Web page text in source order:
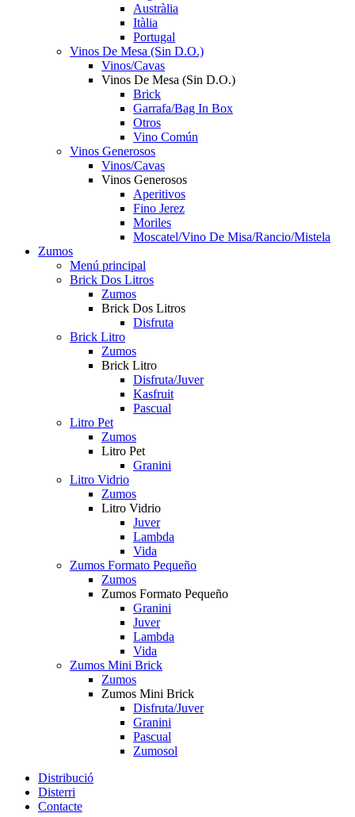
Austràlia
Itàlia
Portugal
Vinos De Mesa (Sin D.O.)
Vinos/Cavas
Vinos De Mesa (Sin D.O.)
Brick
Garrafa/Bag In Box
Otros
Vino Común
Vinos Generosos
Vinos/Cavas
Vinos Generosos
Aperitivos
Fino Jerez
Moriles
Moscatel/Vino De Misa/Rancio/Mistela
Zumos
Menú principal
Brick Dos Litros
Zumos
Brick Dos Litros
Disfruta
Brick Litro
Zumos
Brick Litro
Disfruta/Juver
Kasfruit
Pascual
Litro Pet
Zumos
Litro Pet
Granini
Litro Vidrio
Zumos
Litro Vidrio
Juver
Lambda
Vida
Zumos Formato Pequeño
Zumos
Zumos Formato Pequeño
Granini
Juver
Lambda
Vida
Zumos Mini Brick
Zumos
Zumos Mini Brick
Disfruta/Juver
Granini
Pascual
Zumosol
Distribució
Disterri
Contacte